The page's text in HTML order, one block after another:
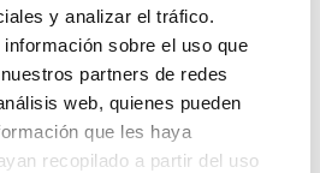
y analizar el tráfico.
sobre el uso que
partners de redes
web, quienes pueden
que les haya
recopilado a partir del uso
ACADEMIA DE MEDICINA DE GALICIA
DE MUTUAL MÉDICA SOBRE LA
ALTERNATIVAS Y LA